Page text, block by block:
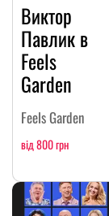
Виктор
Павлик в
Feels
Garden
Feels Garden
від 800 грн